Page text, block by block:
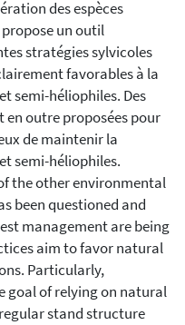
des espèces
un outil
stratégies sylvicoles
favorables à la
semi-héliophiles. Des
outre proposées pour
de maintenir la
semi-héliophiles.
the other environmental
been questioned and
management are being
aim to favor natural
Particularly,
goal of relying on natural
stand structure